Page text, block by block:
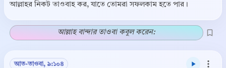
আল্লাহর নিকট তাওবাহ কর, যাতে তোমরা সফলকাম হতে পার।
আল্লাহ বান্দার তাওবা কবুল করেন:
আত-তাওবা, ৯:১০৪